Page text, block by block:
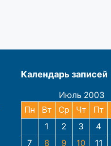
Календарь записей
Июль 2003
Пн
Вт Ср Чт Пт
1
2 3 4
7
8 9 10 11